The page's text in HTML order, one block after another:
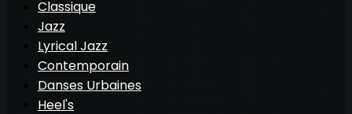
Classique
Jazz
Lyrical Jazz
Contemporain
Danses Urbaines
Heel's